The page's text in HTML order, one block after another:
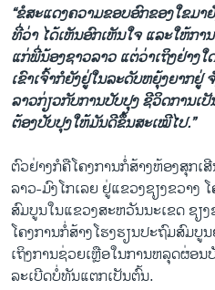
“ຂໍສະແດງຄວາມຂອບອົກຂອງໃຂມາ
ທີ່ວ່າ ໄດ້ເຫັນອົກເຫັນໃຈ ແລະໃຫ້ກ
ແກ່ພີ່ນ້ອງຊາວລາວ ແຕ່ວ່າເຖິງຢ່າງ
ເຂົາເຈົ້າກໍຍັງຢູ່ໃນລະດັບຫຍຸ້ງຍາກຢູ່
ລາວກ່ຽວກັບການປັບປຸງ ຊີວິດການເ
ຕ້ອງປັບປຸງໃຫ້ມັນດີຂຶ້ນສະເໝີໄປ.”
ຕົວຢ່າງກໍຄືໂຄງການກໍ່ສ້າງຫ້ອງສຸກ
ລາວ-ມົງໂກເລຍ ຢູ່ແຂວງຊຽງຂວາງ
ສົມບູນໃນແຂວງສະຫວັນນະເຂດ ຊຽ
ໂຄງການກໍ່ສ້າງໂຮງຮຽນປະຖົມສົມບູ
ເຖິງການຊ່ວຍເຫຼືອໃນການຫລຸດຜ່ອ
ລະເບີດບໍ່ທັນແຕກເປັນຕົ້ນ.